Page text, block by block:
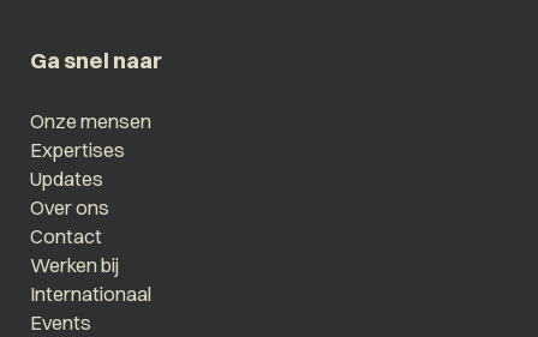
Ga snel naar
Onze mensen
Expertises
Updates
Over ons
Contact
Werken bij
Internationaal
Events